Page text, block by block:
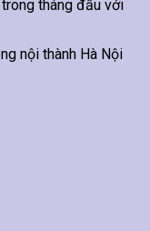
tháng đầu với
nội thành Hà Nội